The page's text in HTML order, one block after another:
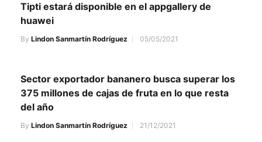
Tipti estará disponible en el appgallery de
huawei
By Lindon Sanmartín Rodríguez 05/05/2021
Sector exportador bananero busca superar los
375 millones de cajas de fruta en lo que resta
del año
By Lindon Sanmartín Rodríguez 21/12/2021